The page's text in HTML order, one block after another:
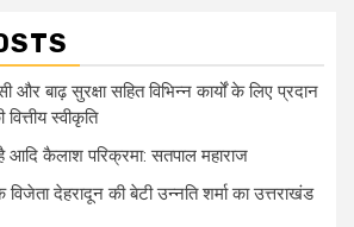
और बाढ़ सुरक्षा सहित विभिन्न कार्यों के लिए प्रदान
स्वीकृति
है आदि कैलाश परिक्रमा: सतपाल महाराज
देहरादून की बेटी उन्नति शर्मा का उत्तराखंड